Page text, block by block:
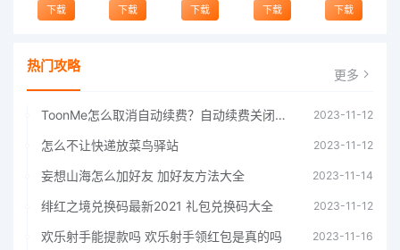
下载 下载 下载 下载 下载
热门攻略 更多
ToonMe怎么取消自动续费？自动续费关闭方法 2023-11-12
怎么不让快递放菜鸟驿站 2023-11-12
妄想山海怎么加好友 加好友方法大全 2023-11-14
绯红之境兑换码最新2021 礼包兑换码大全 2023-11-12
欢乐射手能提款吗 欢乐射手领红包是真的吗 2023-11-16